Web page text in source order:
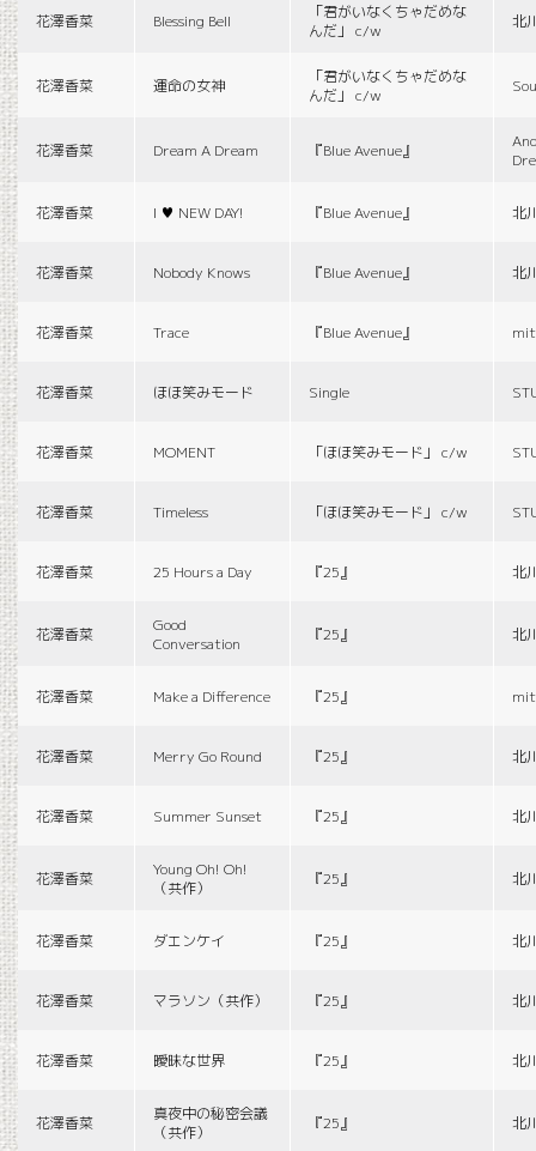
花澤香菜 Blessing Bell
「君がいなくちゃだめな
んだ」 c/w
北
花澤香菜 運命の女神
「君がいなくちゃだめな
んだ」 c/w
花澤香菜 Dream A Dream 『Blue Avenue』
花澤香菜 I ♥ NEW DAY! 『Blue Avenue』 北
花澤香菜 Nobody Knows 『Blue Avenue』 北
花澤香菜 Trace 『Blue Avenue』
花澤香菜 ほほ笑みモード Single
花澤香菜 MOMENT 「ほほ笑みモード」 c/w
花澤香菜 Timeless 「ほほ笑みモード」 c/w
花澤香菜 25 Hours a Day 『25』 北
花澤香菜
Good
Conversation
『25』 北
花澤香菜 Make a Difference 『25』
花澤香菜 Merry Go Round 『25』 北
花澤香菜 Summer Sunset 『25』 北
花澤香菜
Young Oh! Oh!
（共作）
『25』 北
花澤香菜 ダエンケイ 『25』 北
花澤香菜 マラソン（共作） 『25』 北
花澤香菜 曖昧な世界 『25』 北
花澤香菜
真夜中の秘密会議
（共作）
『25』 北